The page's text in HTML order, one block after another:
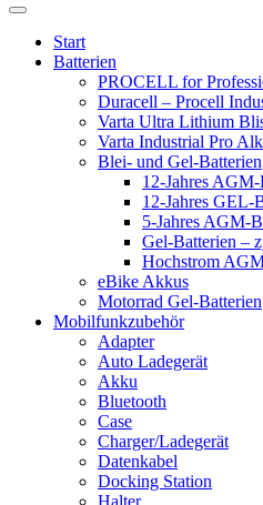
Start
Batterien
PROCELL for
Duracell – Procell
Varta Ultra Lithium
Varta Industrial Pro
Blei- und Gel-Batterien
12-Jahres AGM-
12-Jahres GEL-
5-Jahres AGM-
Gel-Batterien –
Hochstrom
eBike Akkus
Motorrad Gel-Batterien
Mobilfunkzubehör
Adapter
Auto Ladegerät
Akku
Bluetooth
Case
Charger/Ladegerät
Datenkabel
Docking Station
Halter